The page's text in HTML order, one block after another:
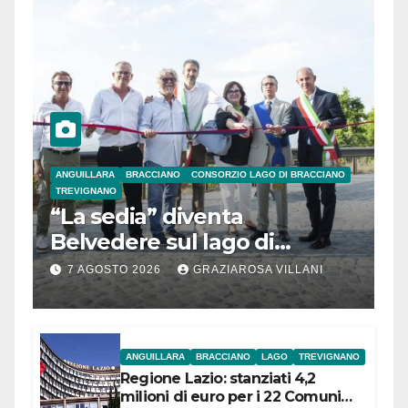
ANGUILLARA BRACCIANO
CONSORZIO LAGO DI BRACCIANO
TREVIGNANO
“La sedia” diventa
Belvedere sul lago di
Bracciano: ieri
l’inaugurazione
7 AGOSTO 2026 GRAZIAROSA VILLANI
ANGUILLARA BRACCIANO LAGO TREVIGNANO
Regione Lazio: stanziati 4,2
milioni di euro per i 22 Comuni